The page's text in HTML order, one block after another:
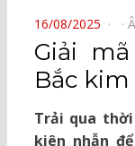
POSTED
ON
16/08/2025
Giải
Bắc
Trải qua
kiên nhẫn